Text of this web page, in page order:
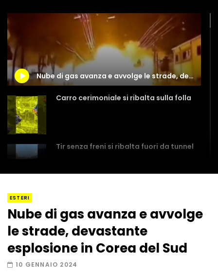
Nube di gas avanza e avvolge le strade, devastante esplosione in Corea del Sud
Carro cerimoniale si ribalta sulla folla
Tir senza freni si ribalta fuori da tunnel
Amiocuggino fa saltare in aria il drone
ESTERI
Nube di gas avanza e avvolge
le strade, devastante
esplosione in Corea del Sud
10 GENNAIO 2024